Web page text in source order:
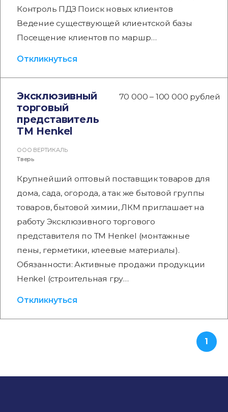
Контроль ПДЗ Поиск новых клиентов
Ведение существующей клиентской базы
Посещение клиентов по маршр…
Откликнуться
Эксклюзивный
торговый
представитель
TM Henkel
70 000 – 100 000 рублей
ООО ВЕРТИКАЛЬ
Тверь
Крупнейший оптовый поставщик товаров для
дома, сада, огорода, а так же бытовой группы
товаров, бытовой химии, ЛКМ приглашает на
работу Эксклюзивного торгового
представителя по ТМ Henkel (монтажные
пены, герметики, клеевые материалы).
Обязанности: Активные продажи продукции
Henkel (строительная гру…
Откликнуться
1